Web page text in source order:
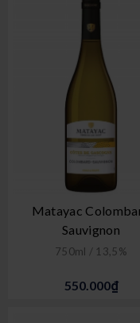
Matayac
Sauvignon
750ml / 13,5%
550.000₫